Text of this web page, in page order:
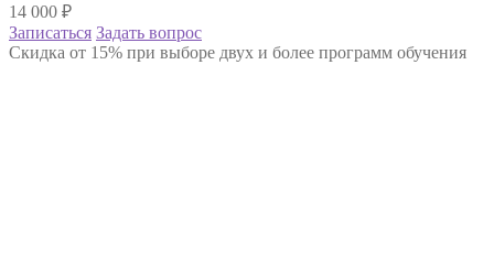
14 000 ₽
Записаться Задать вопрос
Скидка от 15% при выборе двух и более программ обучения